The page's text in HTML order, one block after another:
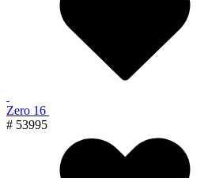
Zero 16
# 53995